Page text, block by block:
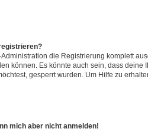
die Registrierung komplett
können. Es könnte auch sein, dass deine
gesperrt wurden. Um Hilfe zu
mich aber nicht anmelden!